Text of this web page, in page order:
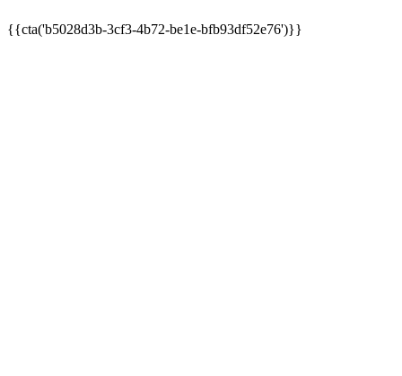
{{cta('b5028d3b-3cf3-4b72-be1e-bfb93df52e76')}}